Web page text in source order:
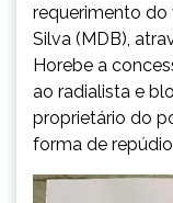
requerimento do
Silva (MDB),
Horebe a
ao radialista e
proprietário do
forma de repúdio